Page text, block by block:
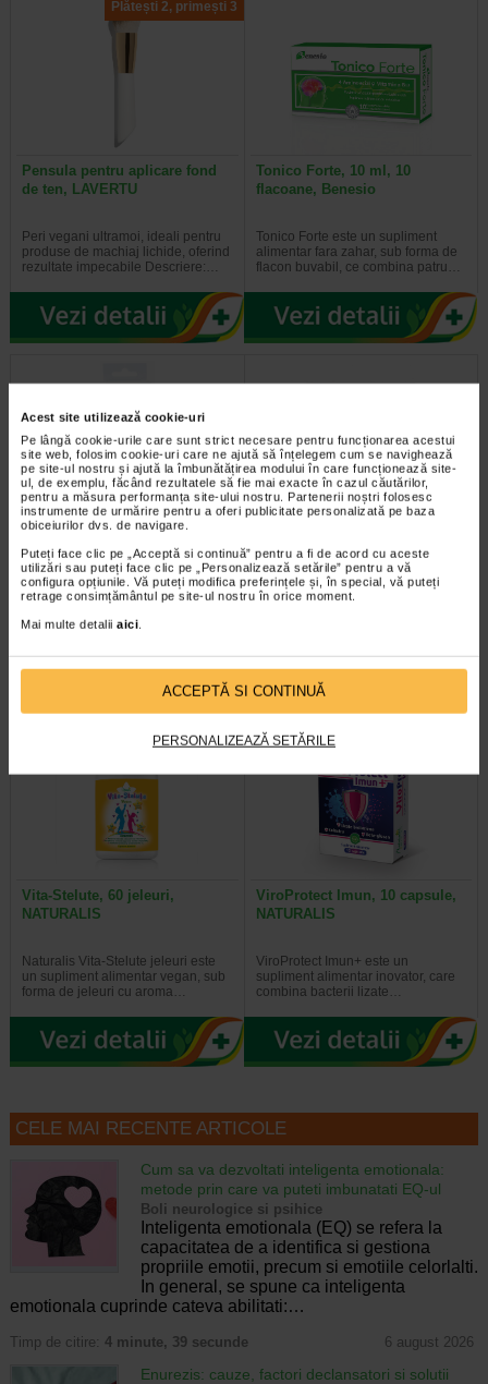
Acest site utilizează cookie-uri
Pe lângă cookie-urile care sunt strict necesare pentru funcționarea acestui
site web, folosim cookie-uri care ne ajută să înțelegem cum se navighează
pe site-ul nostru și ajută la îmbunătățirea modului în care funcționează site-
ul, de exemplu, făcând rezultatele să fie mai exacte în cazul căutărilor,
pentru a măsura performanța site-ului nostru. Partenerii noștri folosesc
instrumente de urmărire pentru a oferi publicitate personalizată pe baza
obiceiurilor dvs. de navigare.
Puteți face clic pe „Acceptă si continuă” pentru a fi de acord cu aceste
utilizări sau puteți face clic pe „Personalizează setările” pentru a vă
configura opțiunile. Vă puteți modifica preferințele și, în special, vă puteți
retrage consimțământul pe site-ul nostru în orice moment.
Mai multe detalii aici
ACCEPTĂ SI CONTINUĂ
PERSONALIZEAZĂ SETĂRILE
Plătești 2, primești 3
Pensula pentru aplicare fond
de ten, LAVERTU
Peri vegani ultramoi, ideali pentru
produse de machiaj lichide, oferind
rezultate impecabile Descriere:…
Tonico Forte, 10 ml, 10
flacoane, Benesio
Tonico Forte este un supliment
alimentar fara zahar, sub forma de
flacon buvabil, ce combina patru…
HartMann Thermoval
termometru digital standard
Indicatii HartMann Thermoval
in grade Celsius Semnalul…
incheietura
Tensiometru de incheietura pentru
Vita-Stelute, 60 jeleuri,
NATURALIS
Naturalis Vita-Stelute jeleuri este
un supliment alimentar vegan, sub
forma de jeleuri cu aroma…
ViroProtect Imun, 10 capsule,
NATURALIS
ViroProtect Imun+ este un
supliment alimentar inovator, care
combina bacterii lizate…
CELE MAI RECENTE ARTICOLE
Cum sa va dezvoltati inteligenta emotionala:
metode prin care va puteti imbunatati EQ-ul
Boli neurologice si psihice
Inteligenta emotionala (EQ) se refera la
capacitatea de a identifica si gestiona
propriile emotii, precum si emotiile celorlalti.
In general, se spune ca inteligenta
emotionala cuprinde cateva abilitati:…
Timp de citire: 4 minute, 39 secunde 6 august 2026
Enurezis: cauze, factori declansatori si solutii